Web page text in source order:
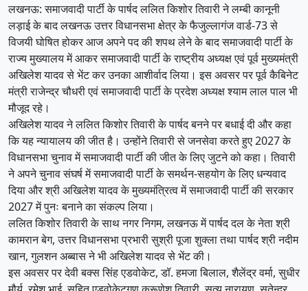
लखनऊ: समाजवादी पार्टी के पार्षद ललित किशोर तिवारी ने लम्बी कानूनी
लड़ाई के बाद लखनऊ उत्तर विधानसभा क्षेत्र के फैजुल्लागंज वार्ड-73 से
विजयी घोषित होकर आज अपने पद की शपथ लेने के बाद समाजवादी पार्टी के
राज्य मुख्यालय में आकर समाजवादी पार्टी के राष्ट्रीय अध्यक्ष एवं पूर्व मुख्यमंत्री
अखिलेश यादव से भेंट कर उनका आशीर्वाद लिया। इस अवसर पर पूर्व कैबिनेट
मंत्री राजेन्द्र चौधरी एवं समाजवादी पार्टी के प्रदेश अध्यक्ष श्याम लाल पाल भी
मौजूद रहे।
अखिलेश यादव ने ललित किशोर तिवारी के पार्षद बनने पर बधाई दी और कहा
कि यह न्यायालय की जीत है। उन्होंने तिवारी से जनसेवा करते हुए 2027 के
विधानसभा चुनाव में समाजवादी पार्टी की जीत के लिए जुटने को कहा। तिवारी
ने अपने चुनाव संघर्ष में समाजवादी पार्टी के समर्थन-सहयोग के लिए धन्यवाद
दिया और श्री अखिलेश यादव के मुख्यमंत्रित्व में समाजवादी पार्टी की सरकार
2027 में पुनः बनाने का संकल्प लिया।
ललित किशोर तिवारी के साथ नगर निगम, लखनऊ में पार्षद दल के नेता श्री
कामरान बेग, उत्तर विधानसभा प्रभारी सुश्री पूजा शुक्ला तथा पार्षद श्री नदीम
खान, गुलशन अब्बास ने भी अखिलेश यादव से भेंट की।
इस अवसर पर देवी बक्स सिंह एडवोकेट, डॉ. हमजा बिलाल, शैलेंद्र वर्मा, सुधीर